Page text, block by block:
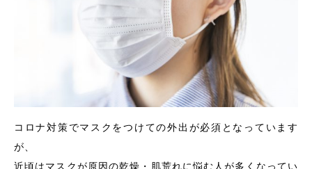
コロナ対策でマスクをつけての外出が必須となっています
が、
近頃はマスクが原因の乾燥・肌荒れに悩む人が多くなってい